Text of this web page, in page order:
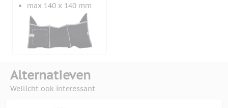
max 140 x 140 mm
Alternatieven
Wellicht ook interessant